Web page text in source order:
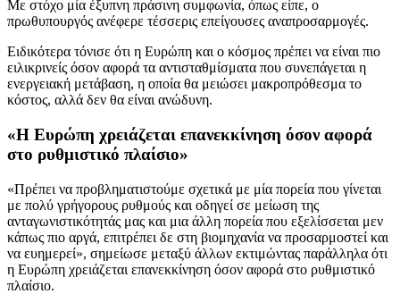
Με στόχο μία έξυπνη πράσινη συμφωνία, όπως είπε, ο
πρωθυπουργός ανέφερε τέσσερις επείγουσες αναπροσαρμογές.
Ειδικότερα τόνισε ότι η Ευρώπη και ο κόσμος πρέπει να είναι πιο
ειλικρινείς όσον αφορά τα αντισταθμίσματα που συνεπάγεται η
ενεργειακή μετάβαση, η οποία θα μειώσει μακροπρόθεσμα το
κόστος, αλλά δεν θα είναι ανώδυνη.
«Η Ευρώπη χρειάζεται επανεκκίνηση όσον αφορά
στο ρυθμιστικό πλαίσιο»
«Πρέπει να προβληματιστούμε σχετικά με μία πορεία που γίνεται
με πολύ γρήγορους ρυθμούς και οδηγεί σε μείωση της
ανταγωνιστικότητάς μας και μια άλλη πορεία που εξελίσσεται μεν
κάπως πιο αργά, επιτρέπει δε στη βιομηχανία να προσαρμοστεί και
να ευημερεί», σημείωσε μεταξύ άλλων εκτιμώντας παράλληλα ότι
η Ευρώπη χρειάζεται επανεκκίνηση όσον αφορά στο ρυθμιστικό
πλαίσιο.